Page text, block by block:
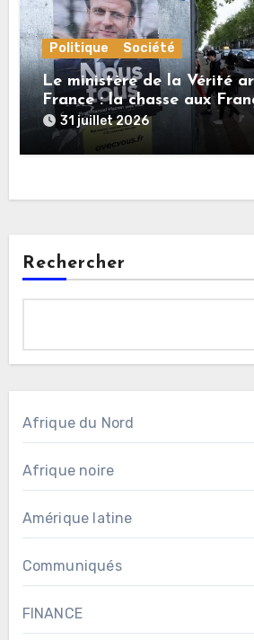
Politique Société
Le ministère de la Vérité
France : la chasse aux
ouverte
31 juillet 2026
Rechercher
Afrique du Nord
Afrique noire
Amérique latine
Communiqués
FINANCE